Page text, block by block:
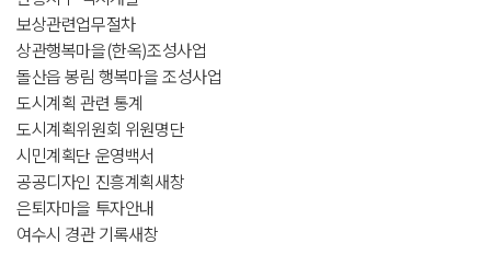
보상관련업무절차
상관행복마을(한옥)조성사업
돌산읍 봉림 행복마을 조성사업
도시계획 관련 통계
도시계획위원회 위원명단
시민계획단 운영백서
공공디자인 진흥계획새창
은퇴자마을 투자안내
여수시 경관 기록새창